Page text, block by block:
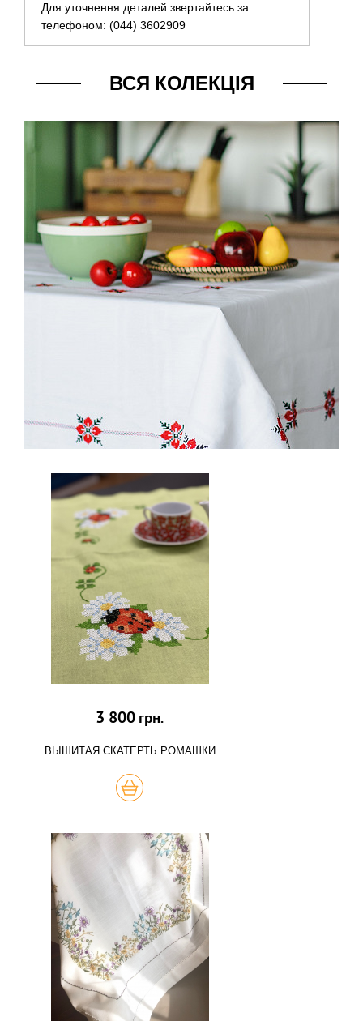
Для уточнення деталей звертайтесь за
телефоном: (044) 3602909
ВСЯ КОЛЕКЦІЯ
3 800 грн.
ВЫШИТАЯ СКАТЕРТЬ РОМАШКИ
КУПИТЬ